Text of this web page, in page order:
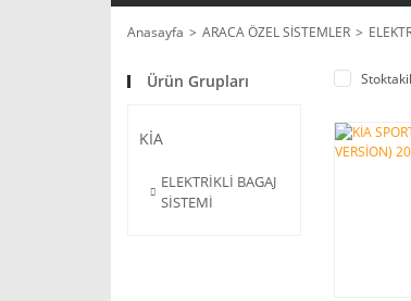
Anasayfa ARACA ÖZEL SİSTEMLER
Ürün Grupları
KİA
ELEKTRİKLİ BAGAJ
SİSTEMİ